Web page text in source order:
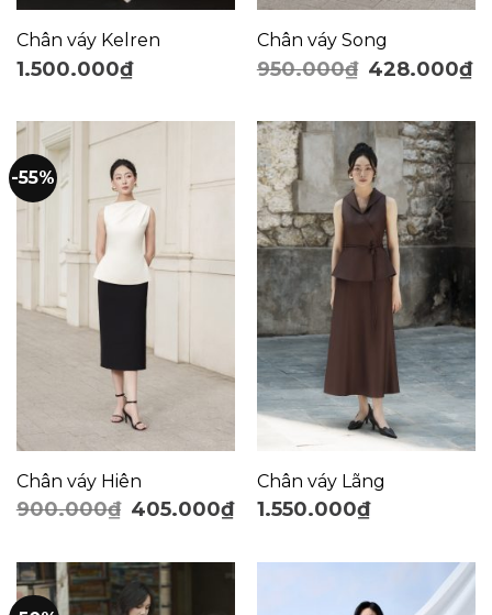
Chân váy Kelren
1.500.000₫
Chân váy Song
950.000₫ 428.000₫
-55%
Chân váy Hiên
900.000₫ 405.000₫
Chân váy Lãng
1.550.000₫